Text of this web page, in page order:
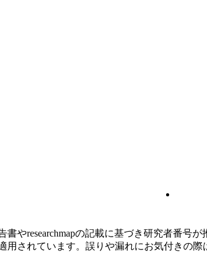
やresearchmapの記載に基づき研究者番号が
用されています。誤りや漏れにお気付きの際